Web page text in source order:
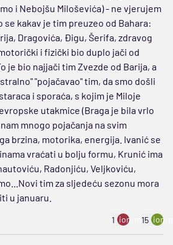
i Nebojšu Miloševića) - ne vjerujem
se kakav je tim preuzeo od Bahara:
Dragovića, Đigu, Šerifa, zdravog
i fizički bio duplo jači od
je bio najjači tim Zvezde od Barija, a
"pojačavao" tim, da smo došli
i sporaća, s kojim je Miloje
utakmice (Braga je bila vrlo
mnogo pojačanja na svim
brzina, motorika, energija. Ivanić se
vraćati u bolju formu, Krunić ima
Radonjiću, Veljkoviću,
tim za sljedeću sezonu mora
u januaru.
1 ion:minus
15